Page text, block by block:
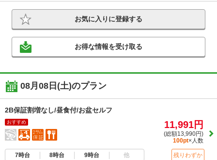
お気に入りに登録する
お得な情報を受け取る
08月08日(土)のプラン
2B保証割増なし/昼食付/お盆セルフ
おすすめ 11,991円
(総額13,990円)
100pt×人数
7時台 8時台 9時台 他 残りわずか